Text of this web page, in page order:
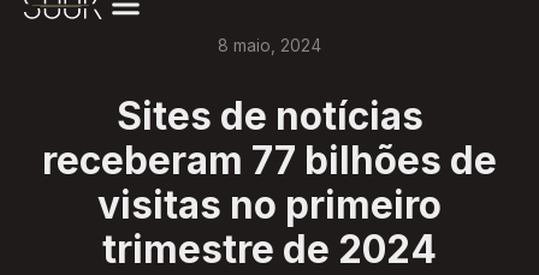
8 maio 2024
Sites de notícias
receberam 77 bilhões de
visitas no primeiro
trimestre de 2024